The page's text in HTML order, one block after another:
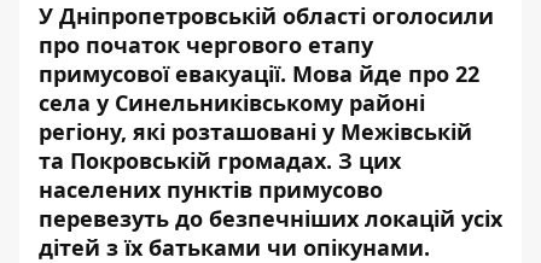
У Дніпропетровській області оголосили
про початок чергового етапу
примусової евакуації. Мова йде про 22
села у Синельниківському районі
регіону, які розташовані у Межівській
та Покровській громадах. З цих
населених пунктів примусово
перевезуть до безпечніших локацій усіх
дітей з їх батьками чи опікунами.